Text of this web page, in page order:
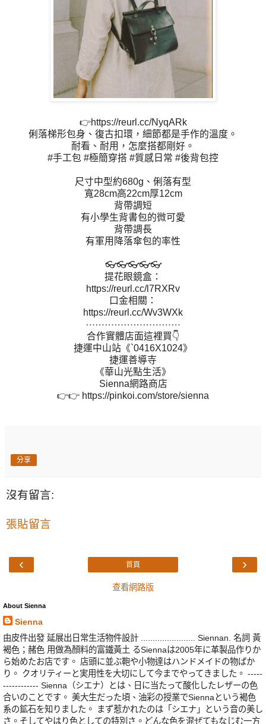
👉https://reurl.cc/NyqARk
俐落梯形包身、復古扣環，細節都是手作的溫度。
耐看、耐用，怎麼搭都剛好。
#手工包 #極簡穿搭 #質感日常 #後背包控
尺寸中型約680g、俐落有型
寬28cm高22cm厚12cm
背帶調短
有小學生背書包的微可愛
背帶調長
有軍用降落傘包的率性
👓👓👓👓👓
提花眼鏡盒：
https://reurl.cc/l7RXRv
口金相關：
https://reurl.cc/Wv3WXk
⋯⋯⋯⋯⋯⋯⋯⋯⋯⋯
合作實體店面這裡買👇
捷運中山站《`0416X1024》
捷運善導寺
《華山光點生活》
Sienna網路商店
👉👉 https://pinkoi.com/store/sienna
分享
沒有留言:
張貼留言
‹ ›
首頁
查看網路版
About Sienna
Sienna
由皮件出發 延展出日常生活物件設計 ....................... Siennan. 名詞 黃
褐色；赭色 用做為顏料的富鐵黃土 るSiennaは2005年に革製品作りか
ら始めたお店です。 店頭に並ぶ鞄や小物達はハンドメイドの物ばか
り。 クオリティーと実用性を大切にして今までやってきました。 -----
------------ Sienna（シエナ）とは、日に当たって酸化したレザーの色
合いのことです。 美大生だった頃、油彩の授業でSiennaという褐色
系の鉱石を知りました。 まず惹かれたのは「シエナ」という音の美し
さ。そしてやはり色としての特別さ。どんな色を混ぜてもなじむ一方